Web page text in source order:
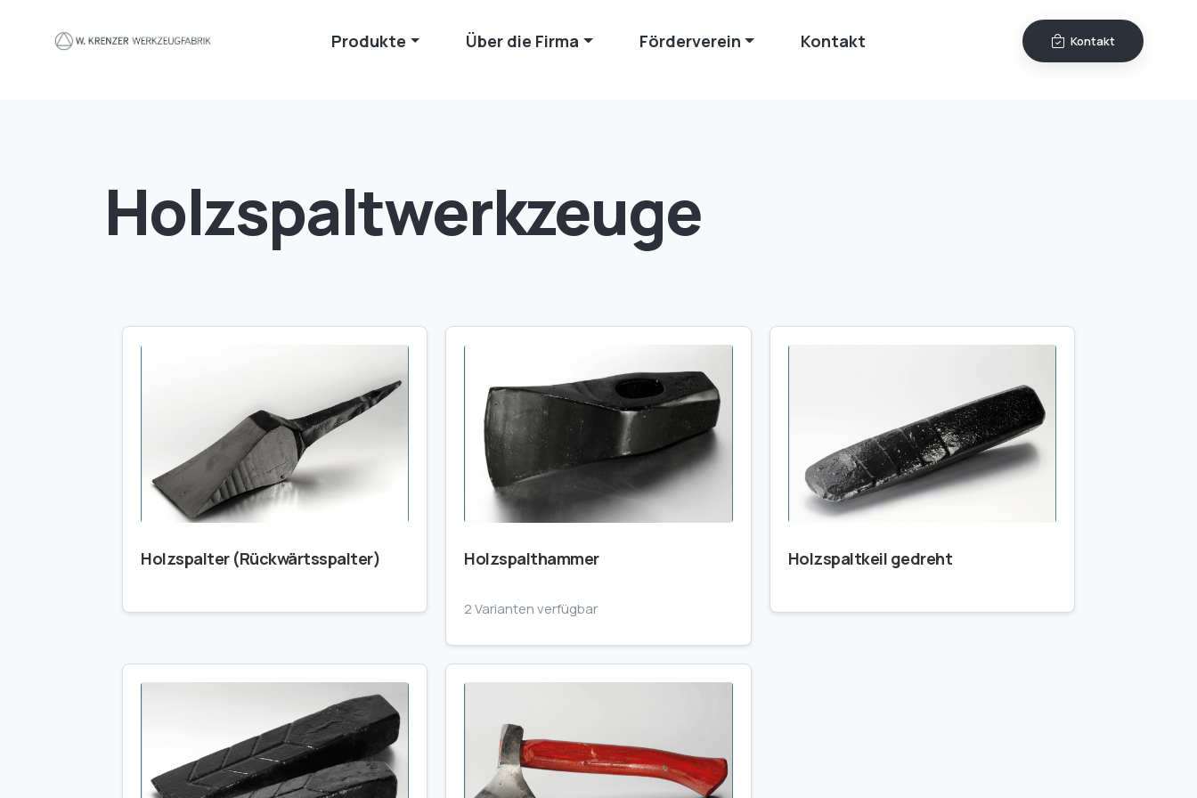
Produkte Über die Firma Förderverein Kontakt Kontakt
Holzspaltwerkzeuge
Holzspalter (Rückwärtsspalter) Holzspalthammer
2 Varianten verfügbar
Holzspaltkeil gedreht